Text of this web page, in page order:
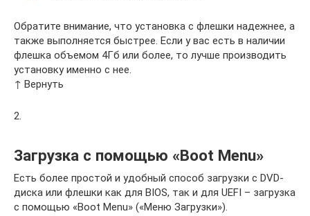
Обратите внимание, что установка с флешки надежнее, а
также выполняется быстрее. Если у вас есть в наличии
флешка объемом 4Гб или более, то лучше производить
установку именно с нее.
↑ Вернуть
2.
Загрузка с помощью «Boot Menu»
Есть более простой и удобный способ загрузки с DVD-
диска или флешки как для BIOS, так и для UEFI – загрузка
с помощью «Boot Menu» («Меню Загрузки»).